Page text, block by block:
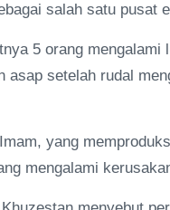
salah satu pusat
5 orang
setelah rudal
yang
mengalami